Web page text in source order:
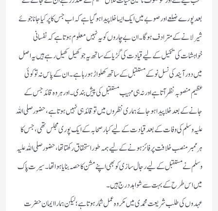
بعد پورے ضلعے اور صوبے میں ایك ایسا خلا پیدا ہوگیا ہے كہ اب جس كا پر كیا جانا جوئے
شیر لانے كے مترادف ہوگا۔ ان بے چاروں كو یہ نہیں معلوم ہوتا ہے كہ نفسانی
خواہشات كی تكمیل كے لیے قیادت كی گڑیا كے ساتھ یہ جو كھیل كھیل رہے ہیں یہ اصل
میں دور آیند كی نسل نو كے مستقبل كے ساتھ كھلواڑ ہورہا ہے۔ ان كے پاس نہ تو كوئی
عظیم منصوبہ نظر آتا ہے اور نہ ہی مہیب مستقبل كی پیش بندی۔ اور ہر وہ قائد جس كے
جانے كے بعد خلا پیدا ہوجائے ہماری نظروں میں تو قائد ہی نہیں ہوتا ہے ‏، حضور صلی اللہ
علیہ وسلم كی وفات كے بعد قیادت كے لیے كبار صحابہ كے ایك پوری مجلس تھی‏، جس كا
ہر ممبر منصب خلافت پر فائز ہونے كے لیے ہمہ طور استحقاق ركھتا تھا‏، حضور صلی اللہ علیہ
وسلم نے مستقبل كے لیے رجال سازی كو بھی اپنے مشن كا حصہ بنایا ہوا تھا ‏۔ سیرت پاك
میں اس طرح كے بہت سے شواہد درج ہیں ۔
عہدوں كی طلب شریعت محمدی میں مكروہ عمل شمار ہوتاہے؛ لیكن ہمارا ایمان حضرت